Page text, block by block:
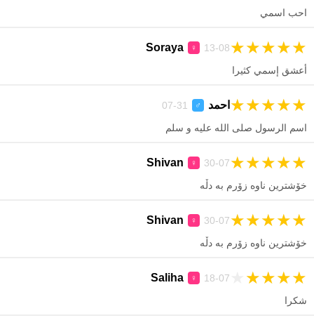
احب اسمي
Soraya ♀ 13-08 ★
★
★
★
★
أعشق إسمي كثيرا
احمد ♂
31-07 ★
★
★
★
★
اسم الرسول صلى الله عليه و سلم
Shivan ♀ 30-07 ★
★
★
★
★
خۆشترین ناوە زۆرم بە دڵە
Shivan ♀ 30-07 ★
★
★
★
★
خۆشترین ناوە زۆرم بە دڵە
Saliha ♀ 18-07 ★
★
★
★
شكرا